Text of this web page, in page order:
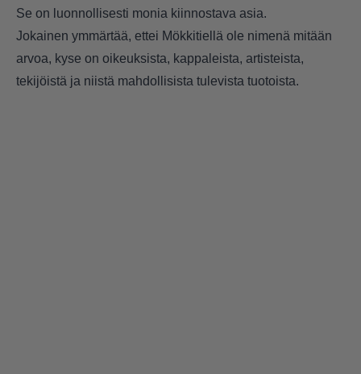
Se on luonnollisesti monia kiinnostava asia.
Jokainen ymmärtää, ettei Mökkitiellä ole nimenä mitään
arvoa, kyse on oikeuksista, kappaleista, artisteista,
tekijöistä ja niistä mahdollisista tulevista tuotoista.